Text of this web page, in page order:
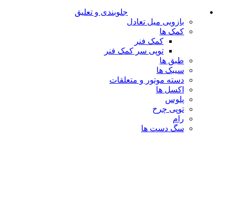
جلوبندی و تعلیق
بازویی میل تعادل
کمک ها
کمک فنر
توپی سر کمک فنر
طبق ها
سیبک ها
دسته موتور و متعلقات
اکسل ها
پلوس
توپی چرخ
رام
سگ دست ها